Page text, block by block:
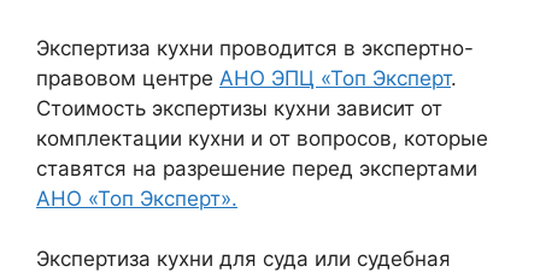
Экспертиза кухни проводится в экспертно-
правовом центре АНО ЭПЦ «Топ Эксперт.
Стоимость экспертизы кухни зависит от
комплектации кухни и от вопросов, которые
ставятся на разрешение перед экспертами
АНО «Топ Эксперт».
Экспертиза кухни для суда или судебная